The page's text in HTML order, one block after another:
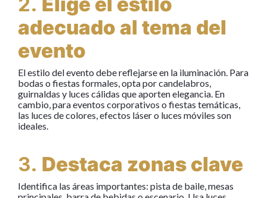
adecuado al tema del
evento
El estilo del evento debe reflejarse en la iluminación. Para
bodas o fiestas formales, opta por candelabros,
guirnaldas y luces cálidas que aporten elegancia. En
cambio, para eventos corporativos o fiestas temáticas,
las luces de colores, efectos láser o luces móviles son
ideales.
3. Destaca zonas clave
Identifica las áreas importantes: pista de baile, mesas